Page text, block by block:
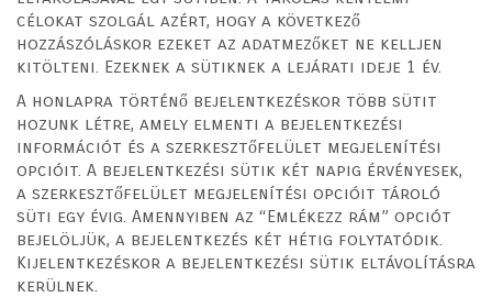
célokat szolgál azért, hogy a következő
hozzászóláskor ezeket az adatmezőket ne kelljen
kitölteni. Ezeknek a sütiknek a lejárati ideje 1 év.
A honlapra történő bejelentkezéskor több sütit
hozunk létre, amely elmenti a bejelentkezési
információt és a szerkesztőfelület megjelenítési
opcióit. A bejelentkezési sütik két napig érvényesek,
a szerkesztőfelület megjelenítési opcióit tároló
süti egy évig. Amennyiben az “Emlékezz rám” opciót
bejelöljük, a bejelentkezés két hétig folytatódik.
Kijelentkezéskor a bejelentkezési sütik eltávolításra
kerülnek.